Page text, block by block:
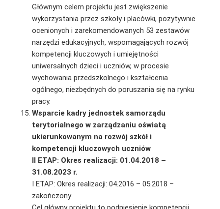
Głównym celem projektu jest zwiększenie
wykorzystania przez szkoły i placówki, pozytywnie
ocenionych i zarekomendowanych 53 zestawów
narzędzi edukacyjnych, wspomagających rozwój
kompetencji kluczowych i umiejętności
uniwersalnych dzieci i uczniów, w procesie
wychowania przedszkolnego i kształcenia
ogólnego, niezbędnych do poruszania się na rynku
pracy.
Wsparcie kadry jednostek samorządu
terytorialnego w zarządzaniu oświatą
ukierunkowanym na rozwój szkół i
kompetencji kluczowych uczniów
II ETAP: Okres realizacji: 01.04.2018 –
31.08.2023 r.
I ETAP: Okres realizacji: 04.2016 – 05.2018 –
zakończony